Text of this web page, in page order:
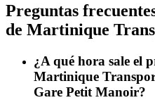
Preguntas
de Martinique
¿A qué hora sale el
Martinique
Gare Petit Manoir?